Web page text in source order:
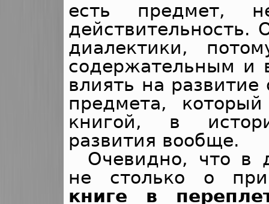
есть предмет,
действительность.
диалектики,
содержательным и
влиять на
предмета,
книгой, в
развития вообще.
Очевидно, что в
не столько о
книге в